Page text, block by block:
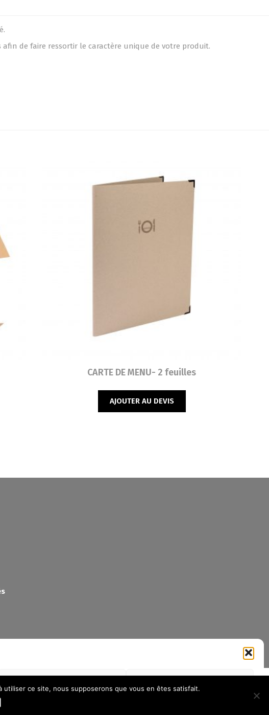
de faire ressortir le caractère unique de votre produit.
CARTE DE MENU- 2 feuilles
AJOUTER AU DEVIS
:
ce site, nous supposerons que vous en êtes satisfait.